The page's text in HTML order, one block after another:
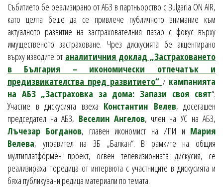
Събитието бе реализирано от АБЗ в партньорство с Bulgaria ON AIR,
като целта беше да се привлече публичното внимание към
актуалното развитие на застрахователния пазар с фокус върху
имущественото застраховане. Чрез дискусията бе акцентирано
върху изводите от аналитичния доклад „Застраховането
в България – икономически отпечатък и
предизвикателства пред развитието“ и кампанията
на АБЗ „Застраховка за дома: Запази своя свят“.
Участие в дискусията взеха Константин Велев, досегашен
председател на АБЗ, Веселин Ангелов, член на УС на АБЗ,
Лъчезар Богданов, главен икономист на ИПИ и Мария
Велева, управител на ЗБ „Балкан“. В рамките на общия
мултиплатформен проект, освен телевизионната дискусия, се
реализираха поредица от интервюта с участниците в дискусията и
бяха публикувани редица материали по темата.